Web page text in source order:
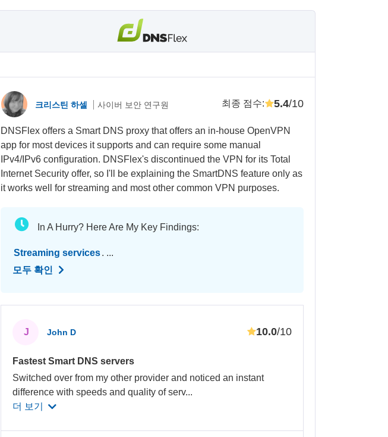
크리스틴 하셀 사이버 보안 연구원 최종 점수: 5.4/10
DNSFlex offers a Smart DNS proxy that offers an in-house OpenVPN
app for most devices it supports and can require some manual
IPv4/IPv6 configuration. DNSFlex's discontinued the VPN for its Total
Internet Security offer, so I'll be explaining the SmartDNS feature only as
it works well for streaming and most other common VPN purposes.
In A Hurry? Here Are My Key Findings:
Streaming services. ...
모두 확인
J John D 10.0/10
Fastest Smart DNS servers
Switched over from my other provider and noticed an instant
difference with speeds and quality of serv...
더 보기